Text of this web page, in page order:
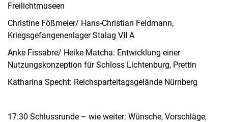
Freilichtmuseen
Christine Fößmeier/ Hans-Christian Feldmann,
Kriegsgefangenenlager Stalag VII A
Anke Fissabre/ Heike Matcha: Entwicklung einer
Nutzungskonzeption für Schloss Lichtenburg, Prettin
Katharina Specht: Reichsparteitagsgelände Nürnberg
17:30 Schlussrunde – wie weiter: Wünsche, Vorschläge,